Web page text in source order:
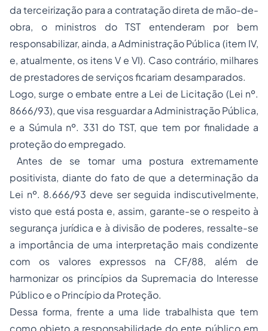
daterceirização para a contratação direta de mão-de-
obra, o ministros do TST entenderam por bem
responsabilizar, ainda, a Administração Pública (item IV,
e, atualmente, os itens V e VI). Caso contrário, milhares
de prestadores de serviços ficariam desamparados.
Logo, surge o embate entre a Lei de Licitação (Lei nº.
8666/93), que visa resguardar a Administração Pública,
e a Súmula nº. 331 do TST, que tem por finalidade a
proteção do empregado.
Antes de se tomar uma postura extremamente
positivista, diante do fato de que a determinação da
Lei nº. 8.666/93 deve ser seguida indiscutivelmente,
visto que está posta e, assim, garante-se o respeito à
segurança jurídica e à divisão de poderes, ressalte-se
a importância de uma interpretação mais condizente
com os valores expressos na CF/88, além de
harmonizar os princípios da Supremacia do Interesse
Público e o Princípio da Proteção.
Dessa forma, frente a uma lide trabalhista que tem
como objeto a responsabilidade do ente público em